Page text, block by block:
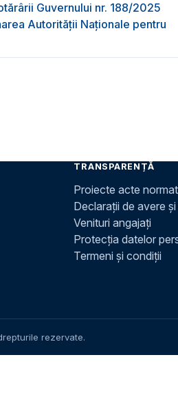
Guvernului nr. 188/2025
Autorităţii Naţionale pentru
TRANSPARENȚĂ
Proiecte acte
Declarații de avere
Venituri angajați
Protecția datelor
Termeni și condiții
rezervate.